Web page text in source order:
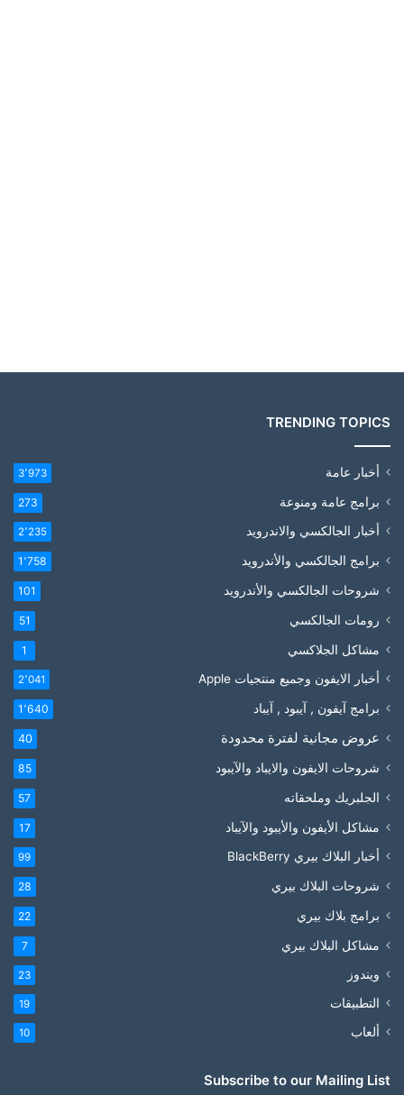
TRENDING TOPICS
أخبار عامة 3٬973
برامج عامة ومنوعة 273
أخبار الجالكسي والاندرويد 2٬235
برامج الجالكسي والأندرويد 1٬758
شروحات الجالكسي والأندرويد 101
رومات الجالكسي 51
مشاكل الجلاكسي 1
أخبار الايفون وجميع منتجيات Apple 2٬041
برامج آيفون , آيبود , آيباد 1٬640
عروض مجانية لفترة محدودة 40
شروحات الايفون والايباد والآيبود 85
الجلبريك وملحقاته 57
مشاكل الأيفون والأيبود والآيباد 17
أخبار البلاك بيري BlackBerry 99
شروحات البلاك بيري 28
برامج بلاك بيري 22
مشاكل البلاك بيري 7
ويندوز 23
التطبيقات 19
ألعاب 10
Subscribe to our Mailing List